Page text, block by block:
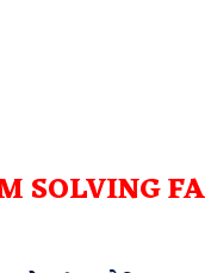
SOLVING